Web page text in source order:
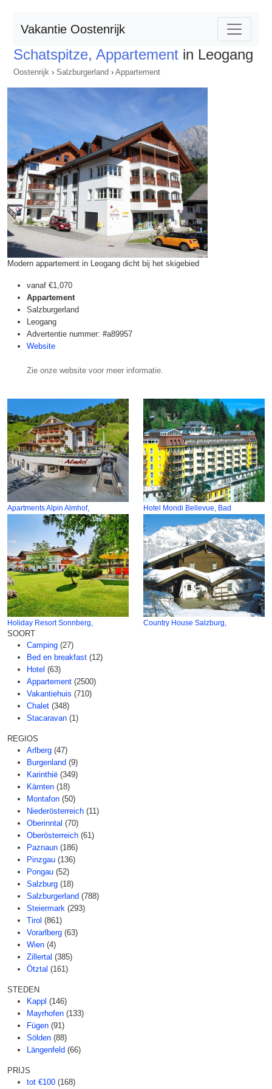
Vakantie Oostenrijk
Schatspitze, Appartement in Leogang
Oostenrijk › Salzburgerland › Appartement
Modern appartement in Leogang dicht bij het skigebied
vanaf €1,070
Appartement
Salzburgerland
Leogang
Advertentie nummer: #a89957
Website
Zie onze website voor meer informatie.
Apartments Alpin Almhof, Hotel Mondi Bellevue, Bad
Holiday Resort Sonnberg, Country House Salzburg,
SOORT
Camping (27)
Bed en breakfast (12)
Hotel (63)
Appartement (2500)
Vakantiehuis (710)
Chalet (348)
Stacaravan (1)
REGIOS
Arlberg (47)
Burgenland (9)
Karinthië (349)
Kärnten (18)
Montafon (50)
Niederösterreich (11)
Oberinntal (70)
Oberösterreich (61)
Paznaun (186)
Pinzgau (136)
Pongau (52)
Salzburg (18)
Salzburgerland (788)
Steiermark (293)
Tirol (861)
Vorarlberg (63)
Wien (4)
Zillertal (385)
Ötztal (161)
STEDEN
Kappl (146)
Mayrhofen (133)
Fügen (91)
Sölden (88)
Längenfeld (66)
PRIJS
tot €100 (168)